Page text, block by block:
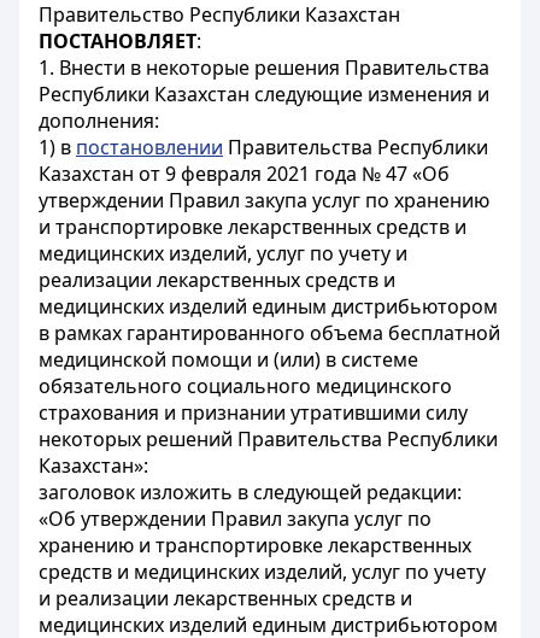
Правительство Республики Казахстан
ПОСТАНОВЛЯЕТ:
1. Внести в некоторые решения Правительства
Республики Казахстан следующие изменения и
дополнения:
1) в постановлении Правительства Республики
Казахстан от 9 февраля 2021 года № 47 «Об
утверждении Правил закупа услуг по хранению
и транспортировке лекарственных средств и
медицинских изделий, услуг по учету и
реализации лекарственных средств и
медицинских изделий единым дистрибьютором
в рамках гарантированного объема бесплатной
медицинской помощи и (или) в системе
обязательного социального медицинского
страхования и признании утратившими силу
некоторых решений Правительства Республики
Казахстан»:
заголовок изложить в следующей редакции:
«Об утверждении Правил закупа услуг по
хранению и транспортировке лекарственных
средств и медицинских изделий, услуг по учету
и реализации лекарственных средств и
медицинских изделий единым дистрибьютором